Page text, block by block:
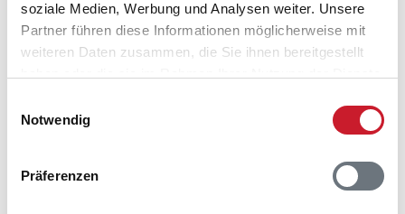
soziale Medien, Werbung und Analysen weiter. Unsere
Partner führen diese Informationen möglicherweise mit
weiteren Daten zusammen, die Sie ihnen bereitgestellt
Notwendig
Präferenzen
Adresse
Ferienhaus 60248
Kollemarken 32
Blåvand